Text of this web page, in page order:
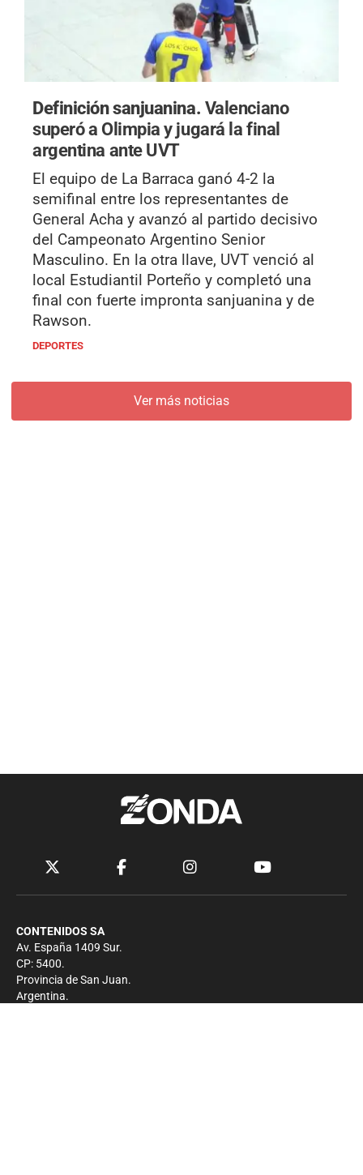
Definición sanjuanina. Valenciano
superó a Olimpia y jugará la final
argentina ante UVT
El equipo de La Barraca ganó 4-2 la
semifinal entre los representantes de
General Acha y avanzó al partido decisivo
del Campeonato Argentino Senior
Masculino. En la otra llave, UVT venció al
local Estudiantil Porteño y completó una
final con fuerte impronta sanjuanina y de
Rawson.
DEPORTES
Ver más noticias
CONTENIDOS SA
Av. España 1409 Sur.
CP: 5400.
Provincia de San Juan.
Argentina.